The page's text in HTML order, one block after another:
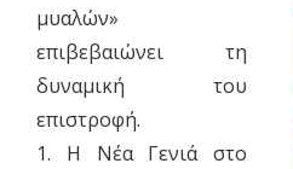
μυαλών»
επιβεβαιώνει τη
δυναμική του
επιστροφή.
​1. Η Νέα Γενιά στο